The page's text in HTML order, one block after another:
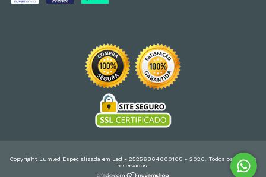
Copyright Lumled Especializada em Led - 25256864000108 - 2026. Todos os direitos
reservados.